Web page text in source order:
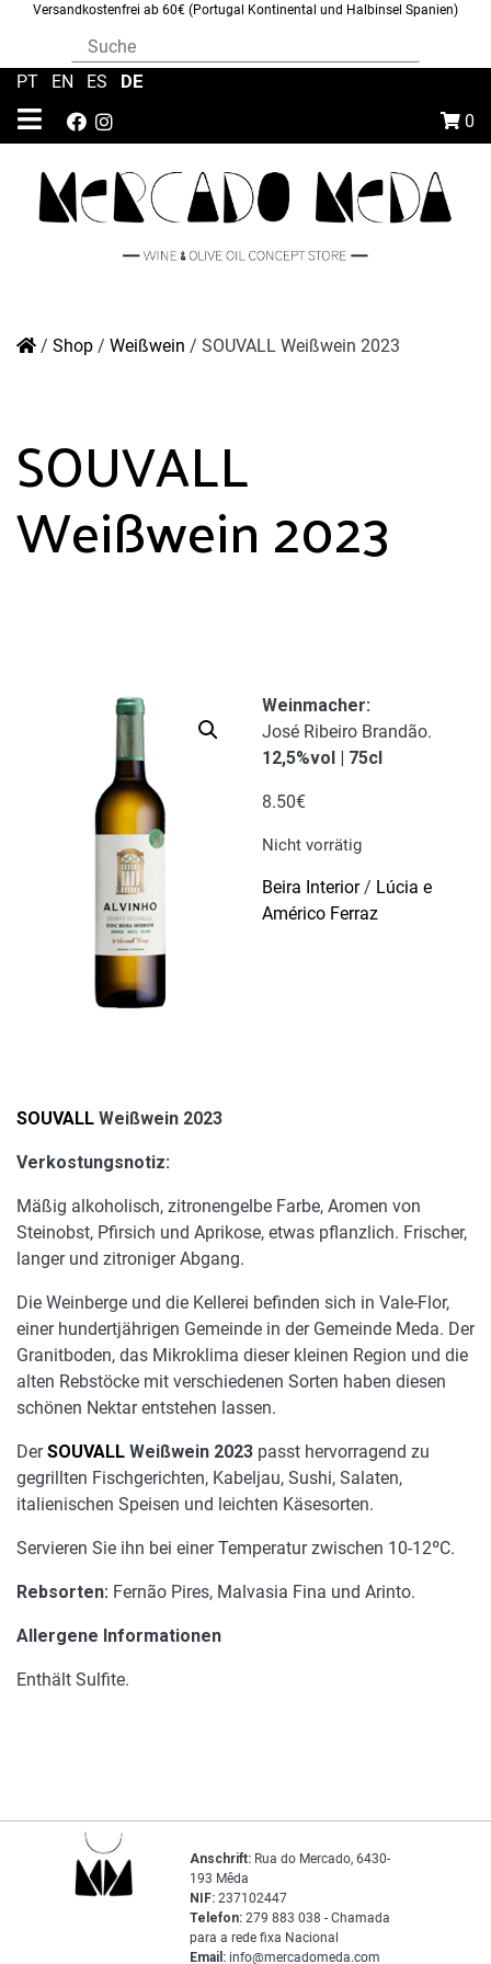
Versandkostenfrei ab 60€ (Portugal Kontinental und Halbinsel Spanien)
0
PT EN ES DE
/ Shop / Weißwein / SOUVALL Weißwein 2023
SOUVALL
Weißwein 2023
Weinmacher:
José Ribeiro Brandão.
12,5%vol | 75cl
8.50€
Nicht vorrätig
Beira Interior/ Lúcia e
Américo Ferraz
SOUVALL Weißwein 2023
Verkostungsnotiz:
Mäßig alkoholisch, zitronengelbe Farbe, Aromen von
Steinobst, Pfirsich und Aprikose, etwas pflanzlich. Frischer,
langer und zitroniger Abgang.
Die Weinberge und die Kellerei befinden sich in Vale-Flor,
einer hundertjährigen Gemeinde in der Gemeinde Meda. Der
Granitboden, das Mikroklima dieser kleinen Region und die
alten Rebstöcke mit verschiedenen Sorten haben diesen
schönen Nektar entstehen lassen.
DerSOUVALL Weißwein 2023 passt hervorragend zu
gegrillten Fischgerichten, Kabeljau, Sushi, Salaten,
italienischen Speisen und leichten Käsesorten.
Servieren Sie ihn bei einer Temperatur zwischen 10-12ºC.
Rebsorten: Fernão Pires, Malvasia Fina und Arinto.
Allergene Informationen
Enthält Sulfite.
Anschrift: Rua do Mercado, 6430-
193 Mêda
NIF: 237102447
Telefon: 279 883 038 - Chamada
para a rede fixa Nacional
Email: info@mercadomeda.com